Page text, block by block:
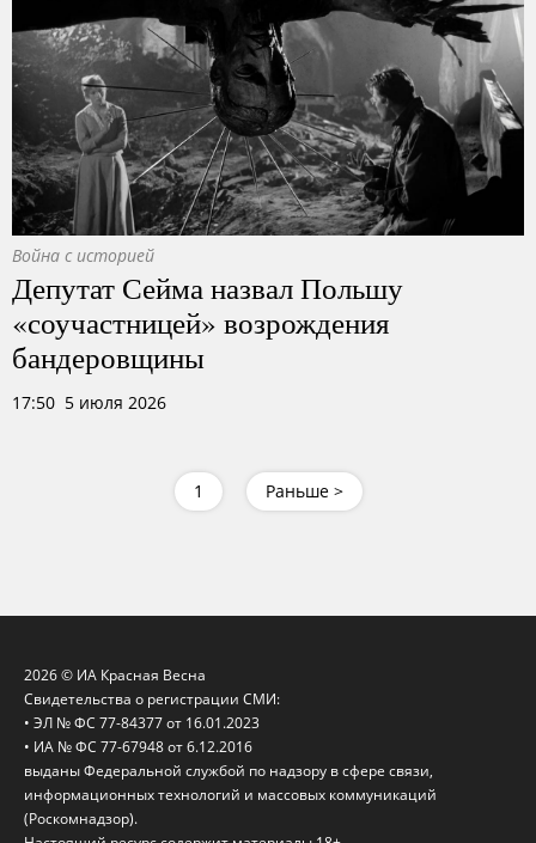
Война с историей
Депутат Сейма назвал Польшу
«соучастницей» возрождения
бандеровщины
17:50 5 июля 2026
1 Раньше >
2026 © ИА Красная Весна
Свидетельства о регистрации СМИ:
• ЭЛ № ФС 77-84377 от 16.01.2023
• ИА № ФС 77-67948 от 6.12.2016
выданы Федеральной службой по надзору в сфере связи,
информационных технологий и массовых коммуникаций
(Роскомнадзор).